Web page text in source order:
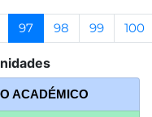
97 98 99 100
ACADÉMICO